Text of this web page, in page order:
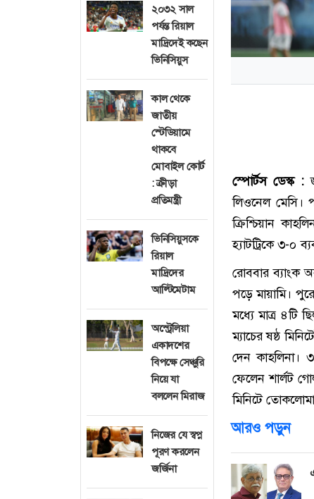
২০৩২ সাল
পর্যন্ত রিয়াল
মাদ্রিদেই কছেন
ভিনিসিয়ুস
কাল থেকে
জাতীয়
স্টেডিয়ামে
থাকবে
মোবাইল কোর্ট
: ক্রীড়া
প্রতিমন্ত্রী
ভিনিসিয়ুসকে
রিয়াল
মাদ্রিদের
আল্টিমেটাম
অস্ট্রেলিয়া
একাদশের
বিপক্ষে সেঞ্চুরি
নিয়ে যা
বললেন মিরাজ
নিজের যে স্বপ্ন
পূরণ করলেন
জর্জিনা
স্পোর্টস ডেস্ক :
লিওনেল মেসি।
ক্রিশ্চিয়ান
হ্যাটট্রিকে ৩-০
রোববার ব্যাংক
পড়ে মায়ামি।
মধ্যে মাত্র ৪টি
ম্যাচের ষষ্ঠ
দেন কাহলিনা।
ফেলেন শার্লট
মিনিটে
আরও পড়ুন